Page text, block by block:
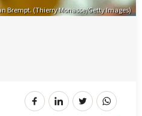
Brempt. (Thierry Monasse/Getty Images)